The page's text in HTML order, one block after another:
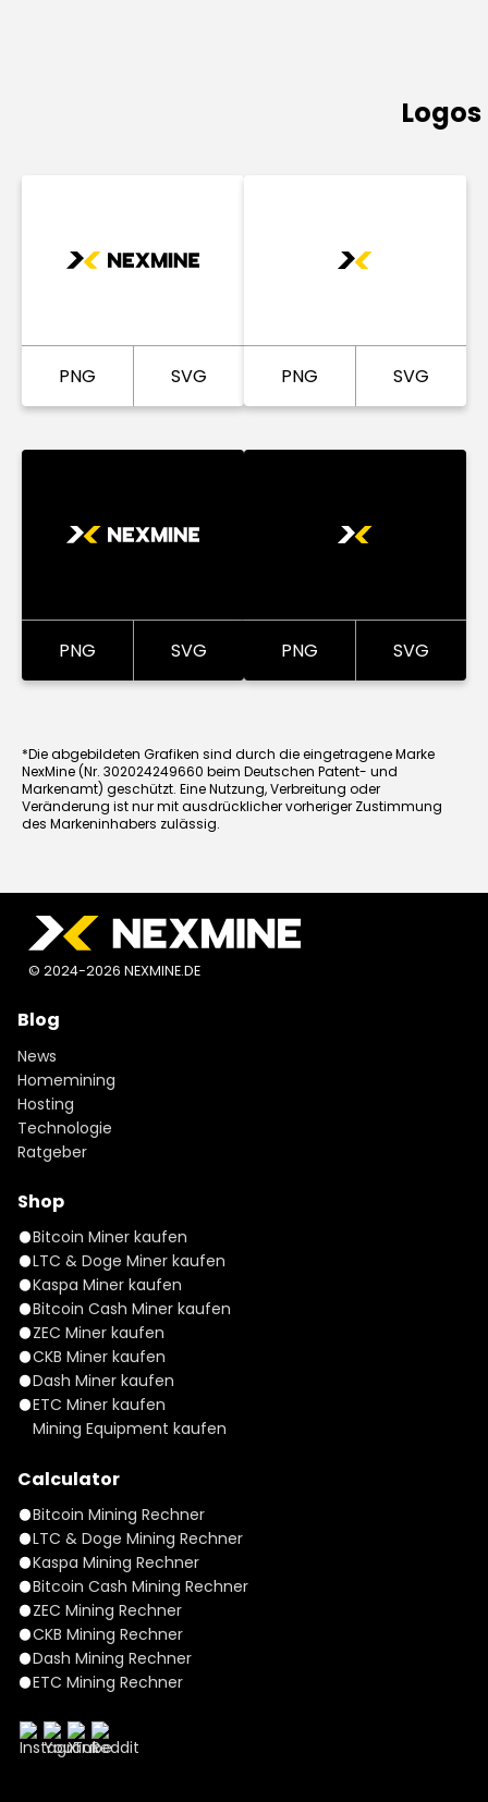
PNG SVG PNG SVG
PNG SVG PNG SVG
*Die abgebildeten Grafiken sind durch die eingetragene Marke
NexMine (Nr. 302024249660 beim Deutschen Patent- und
Markenamt) geschützt. Eine Nutzung, Verbreitung oder
Veränderung ist nur mit ausdrücklicher vorheriger Zustimmung
des Markeninhabers zulässig.
© 2024-2026 NEXMINE.DE
Blog
News
Homemining
Hosting
Technologie
Ratgeber
Shop
Bitcoin Miner kaufen
LTC & Doge Miner kaufen
Kaspa Miner kaufen
Bitcoin Cash Miner kaufen
ZEC Miner kaufen
CKB Miner kaufen
Dash Miner kaufen
ETC Miner kaufen
Mining Equipment kaufen
Calculator
Bitcoin Mining Rechner
LTC & Doge Mining Rechner
Kaspa Mining Rechner
Bitcoin Cash Mining Rechner
ZEC Mining Rechner
CKB Mining Rechner
Dash Mining Rechner
ETC Mining Rechner